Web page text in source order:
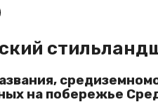
на побережье